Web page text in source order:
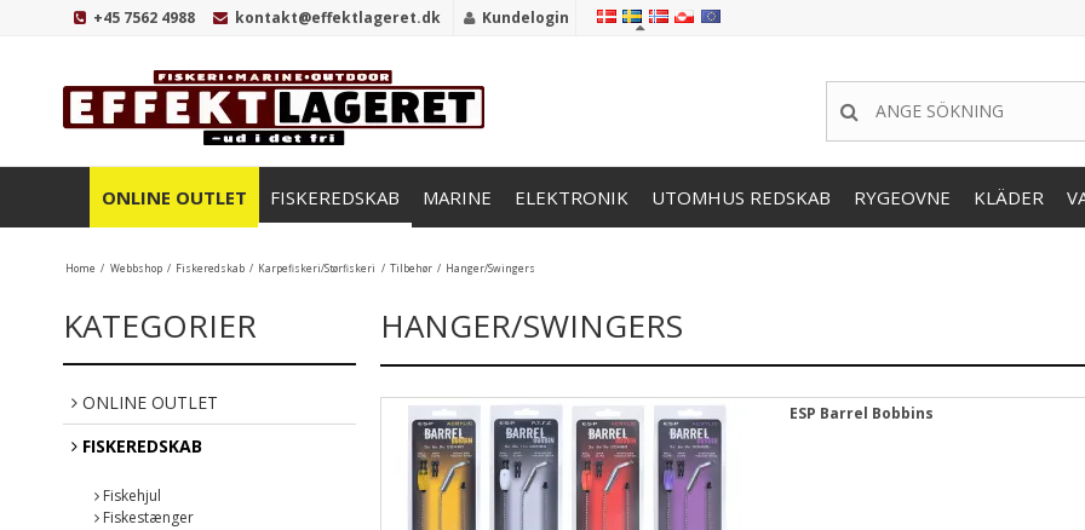
+45 7562 4988 kontakt@effektlageret.dk Kundelogin
ONLINE OUTLET FISKEREDSKAB MARINE ELEKTRONIK UTOMHUS REDSKAB RYGEOVNE KLÄDER
Home / Webbshop / Fiskeredskab / Karpefiskeri/Størfiskeri / Tilbehør / Hanger/Swingers
KATEGORIER
ONLINE OUTLET
FISKEREDSKAB
Fiskehjul
Fiskestænger
HANGER/SWINGERS
ESP Barrel Bobbins